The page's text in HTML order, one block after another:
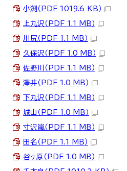
小渕（PDF 1019.6 KB）
上九沢（PDF 1.1 MB）
川尻（PDF 1.1 MB）
久保沢（PDF 1.0 MB）
佐野川（PDF 1.1 MB）
澤井（PDF 1.0 MB）
下九沢（PDF 1.1 MB）
城山（PDF 1.0 MB）
寸沢嵐（PDF 1.1 MB）
田名（PDF 1.1 MB）
谷ヶ原（PDF 1.0 MB）